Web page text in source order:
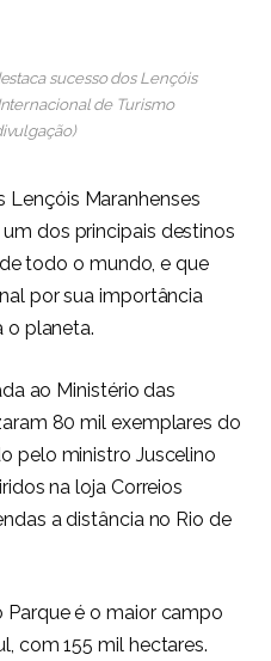
sucesso dos Lençóis
de Turismo
Lençóis Maranhenses
dos principais destinos
todo o mundo, e que
por sua importância
o planeta.
ao Ministério das
80 mil exemplares do
pelo ministro Juscelino
na loja Correios
a distância no Rio de
Parque é o maior campo
com 155 mil hectares.